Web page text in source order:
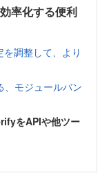
率化する便利
調整して、より
、モジュールバン
をAPIや他ツー